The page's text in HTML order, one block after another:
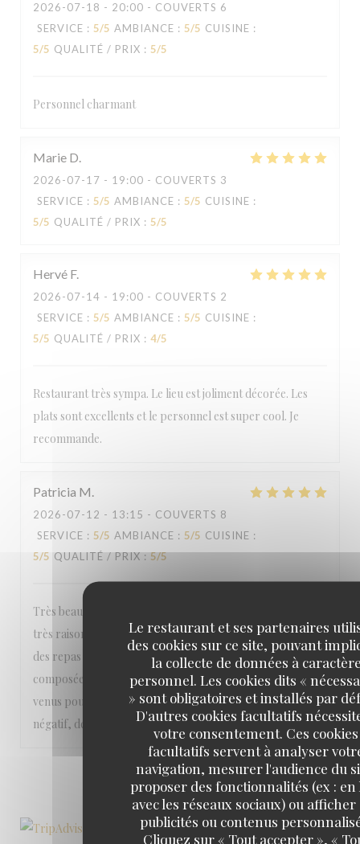
Le restaurant et ses partenaires
des cookies sur ce site, pouvant
la collecte de données à
personnel. Les cookies dits «
» sont obligatoires et installés par
D'autres cookies facultatifs
votre consentement. Ces cookies
facultatifs servent à analyser
navigation, mesurer l'audience du
proposer des fonctionnalités (ex : en
avec les réseaux sociaux) ou afficher
publicités ou contenus
Cliquez sur « Tout accepter », «
2026-07-18 - 20:00 - COUVERTS 6
SERVICE : 5/5 AMBIANCE : 5/5 CUISINE :
5/5 QUALITÉ / PRIX : 5/5
Personnel charmant
Marie D
2026-07-17 - 19:00 - COUVERTS 3
SERVICE : 5/5 AMBIANCE : 5/5 CUISINE :
5/5 QUALITÉ / PRIX : 5/5
Hervé F
2026-07-14 - 19:00 - COUVERTS 2
SERVICE : 5/5 AMBIANCE : 5/5 CUISINE :
5/5 QUALITÉ / PRIX : 4/5
Restaurant très sympa. Le lieu est joliment décorée. Les
plats sont excellents et le personnel est super cool. Je
recommande.
Patricia M
2026-07-12 - 13:15 - COUVERTS 8
SERVICE : 5/5 AMBIANCE : 5/5 CUISINE :
5/5 QUALITÉ / PRIX: 5/5
Très beau cadre pour manger un très bon repas à des prix
très raisonnable compte tenu de la qualité et de la quantité
des repas dans l'assiette que ce soit plat de viande, salade
composée, cocktail, dessert, service, ..... Nous sommes
venus pour la 1ère fois avec des amis et je n'ai Rien à dire de
négatif, désolée pour vous ! On reviendra très vite !
1 2 3